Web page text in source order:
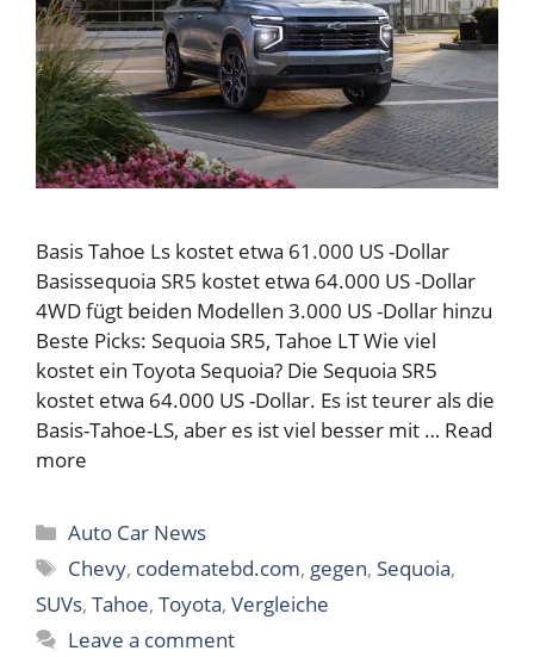
Basis Tahoe Ls kostet etwa 61.000 US -Dollar
Basissequoia SR5 kostet etwa 64.000 US -Dollar
4WD fügt beiden Modellen 3.000 US -Dollar hinzu
Beste Picks: Sequoia SR5, Tahoe LT Wie viel
kostet ein Toyota Sequoia? Die Sequoia SR5
kostet etwa 64.000 US -Dollar. Es ist teurer als die
Basis-Tahoe-LS, aber es ist viel besser mit … Read
more
Categories
Auto Car News
Tags
Chevy, codematebd.com, gegen, Sequoia,
SUVs, Tahoe, Toyota, Vergleiche
Leave a comment